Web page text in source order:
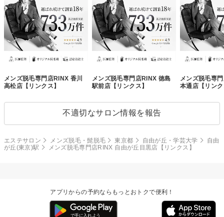
メンズ脱毛専門店RINX 香川
高松店【リンクス】
メンズ脱毛専門店RINX 徳島
駅前店【リンクス】
メンズ脱毛専
本通店【リン
不適切なサロン情報を報告
エステサロン メンズ脱毛・髭脱毛 東京都 自由が丘・学芸大学
自由
が丘(東京)駅
メンズ脱毛専門店RINX 自由が丘目黒店【リンクス】
アプリからの予約ならもっとおトクで便利！